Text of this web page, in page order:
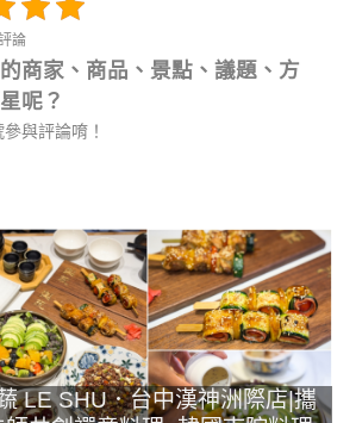
論
商家、商品、景點、議題、方
呢？
與評論唷！
LE SHU．台中漢神洲際店|攜